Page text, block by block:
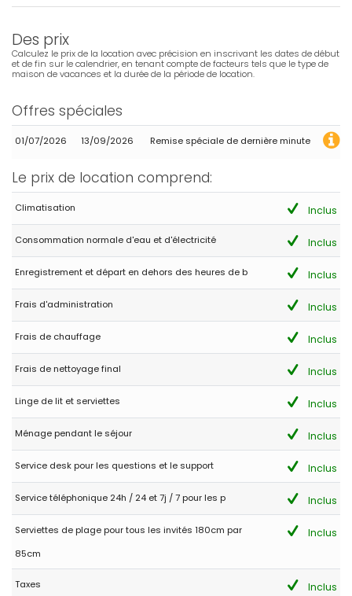
Des prix
Calculez le prix de la location avec précision en inscrivant les dates de début
et de fin sur le calendrier, en tenant compte de facteurs tels que le type de
maison de vacances et la durée de la période de location.
Offres spéciales
01/07/2026 13/09/2026 Remise spéciale de dernière minute
Le prix de location comprend:
Climatisation Inclus
Consommation normale d'eau et d'électricité Inclus
Enregistrement et départ en dehors des heures de b Inclus
Frais d'administration Inclus
Frais de chauffage Inclus
Frais de nettoyage final Inclus
Linge de lit et serviettes Inclus
Ménage pendant le séjour Inclus
Service desk pour les questions et le support Inclus
Service téléphonique 24h / 24 et 7j / 7 pour les p Inclus
Serviettes de plage pour tous les invités 180cm par
85cm
Inclus
Taxes Inclus